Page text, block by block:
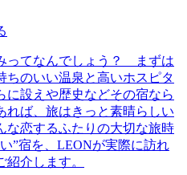
ってなんでしょう？ まずは
ちのいい温泉と高いホスピタ
に設えや歴史などその宿なら
れば、旅はきっと素晴らしい
な恋するふたりの大切な旅時
”宿を、LEONが実際に訪れ
介します。